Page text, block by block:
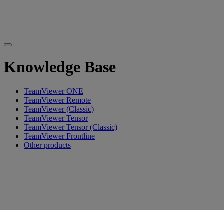
Knowledge Base
TeamViewer ONE
TeamViewer Remote
TeamViewer (Classic)
TeamViewer Tensor
TeamViewer Tensor (Classic)
TeamViewer Frontline
Other products